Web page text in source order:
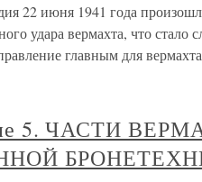
22 июня 1941 года
удара вермахта, что стало
главным для
5. ЧАСТИ